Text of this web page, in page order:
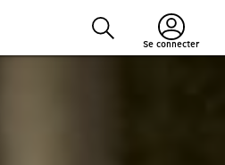
Se connecter